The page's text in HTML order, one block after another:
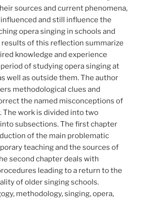
sources and current phenomena,
and still influence the
opera singing in schools and
of this reflection summarize
knowledge and experience
of studying opera singing at
well as outside them. The author
methodological clues and
the named misconceptions of
The work is divided into two
subsections. The first chapter
of the main problematic
teaching and the sources of
second chapter deals with
leading to a return to the
of older singing schools.
methodology, singing, opera,